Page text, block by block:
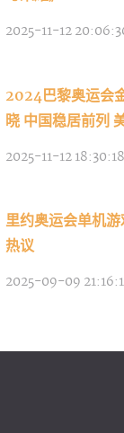
2025-11-12
2024巴黎奥运会
晓 中国稳居前列
2025-11-12 18:30:18
里约奥运会单机
热议
2025-09-09